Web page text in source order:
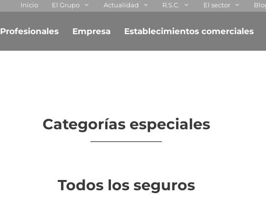
Inicio El Grupo Actualidad R.S.C. El sector
Profesionales Empresa Establecimientos comerciales
Categorías especiales
Todos los seguros